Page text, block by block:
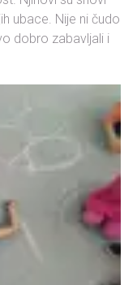
ubace. Nije ni čudo
dobro zabavljali i